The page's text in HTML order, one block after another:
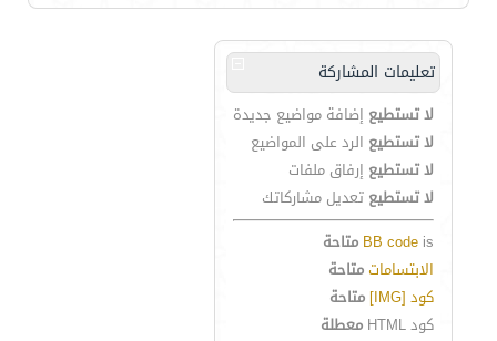
تعليمات المشاركة
لا تستطيع إضافة مواضيع جديدة
لا تستطيع الرد على المواضيع
لا تستطيع إرفاق ملفات
لا تستطيع تعديل مشاركاتك
BB code is
متاحة
الابتساماتمتاحة
كود [IMG]
متاحة
كود HTML
معطلة